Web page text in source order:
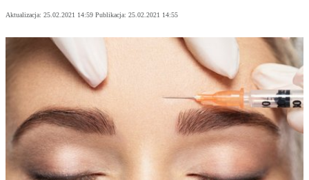
Aktualizacja: 25.02.2021 14:59 Publikacja: 25.02.2021 14:55